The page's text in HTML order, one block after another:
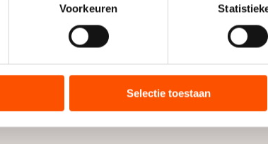
gegevens worden verwerkt en stel uw
wijzigen of intrekken in de Cookieverklaring.
over uw gebruik van onze site met onze
met andere gegevens die u aan hen heeft
kunnen gegevens doorgeven aan landen
geldt volgens de GDPR. Door op ‘Toestaan’ te
Voorkeuren
Selectie toestaan